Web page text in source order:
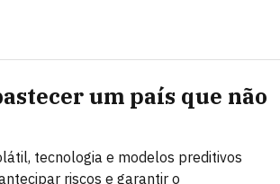
um país que não
tecnologia e modelos preditivos
riscos e garantir o